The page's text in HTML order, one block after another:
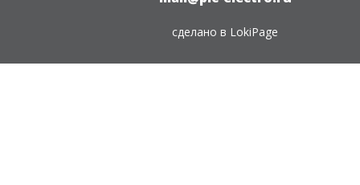
сделано в LokiPage